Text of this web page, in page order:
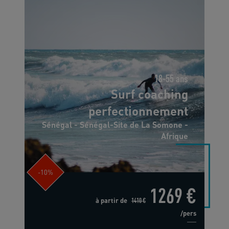
18-55 ans
Surf coaching
perfectionnement
Sénégal - Sénégal-Site de La Somone -
Afrique
-10%
à partir de 1410 € 1269 €
/pers